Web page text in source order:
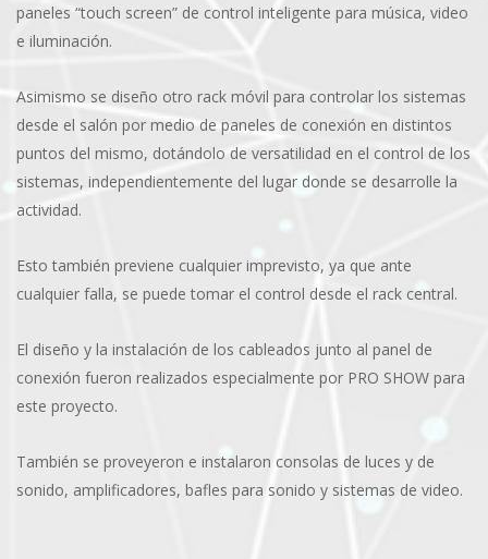
paneles “touch screen” de control inteligente para música, video
e iluminación.
Asimismo se diseño otro rack móvil para controlar los sistemas
desde el salón por medio de paneles de conexión en distintos
puntos del mismo, dotándolo de versatilidad en el control de los
sistemas, independientemente del lugar donde se desarrolle la
actividad.
Esto también previene cualquier imprevisto, ya que ante
cualquier falla, se puede tomar el control desde el rack central.
El diseño y la instalación de los cableados junto al panel de
conexión fueron realizados especialmente por PRO SHOW para
este proyecto.
También se proveyeron e instalaron consolas de luces y de
sonido, amplificadores, bafles para sonido y sistemas de video.